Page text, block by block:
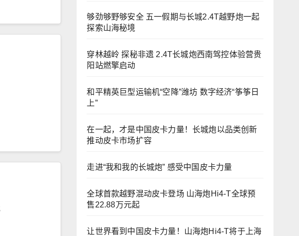
够劲够野够安全 五一假期与长城2.4T越野炮一起
探索山海秘境
穿林越岭 探秘非遗 2.4T长城炮西南驾控体验营贵
阳站燃擎启动
和平精英巨型运输机“空降”潍坊 数字经济“筝筝日
上”
在一起，才是中国皮卡力量！长城炮以品类创新
推动皮卡市场扩容
走进“我和我的长城炮” 感受中国皮卡力量
全球首款越野混动皮卡登场 山海炮Hi4-T全球预
售22.88万元起
让世界看到中国皮卡力量！山海炮Hi4-T将于上海